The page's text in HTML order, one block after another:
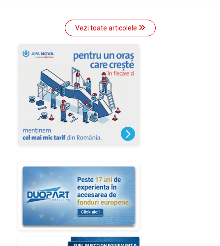
Vezi toate articolele